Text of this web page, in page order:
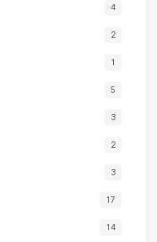
4
2
1
5
3
2
3
17
14